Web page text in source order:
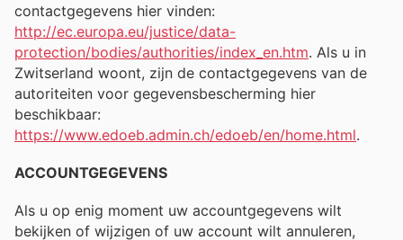
contactgegevens hier vinden:
http://ec.europa.eu/justice/data-
protection/bodies/authorities/index_en.htm. Als u in
Zwitserland woont, zijn de contactgegevens van de
autoriteiten voor gegevensbescherming hier
beschikbaar:
https://www.edoeb.admin.ch/edoeb/en/home.html.
ACCOUNTGEGEVENS
Als u op enig moment uw accountgegevens wilt
bekijken of wijzigen of uw account wilt annuleren,